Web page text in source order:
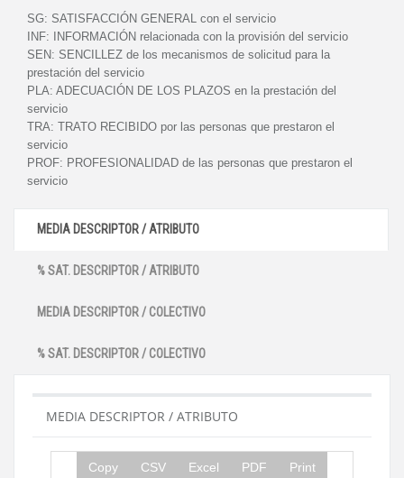
SG: SATISFACCIÓN GENERAL con el servicio
INF:
INFORMACIÓN relacionada con la provisión del servicio
SEN: SENCILLEZ de los mecanismos de solicitud para la
prestación del servicio
PLA: ADECUACIÓN DE LOS PLAZOS en la prestación del
servicio
TRA: TRATO RECIBIDO por las personas que prestaron el
servicio
PROF: PROFESIONALIDAD de las personas que prestaron el
servicio
MEDIA DESCRIPTOR / ATRIBUTO
% SAT. DESCRIPTOR / ATRIBUTO
MEDIA DESCRIPTOR / COLECTIVO
% SAT. DESCRIPTOR / COLECTIVO
MEDIA DESCRIPTOR / ATRIBUTO
Copy CSV Excel PDF Print